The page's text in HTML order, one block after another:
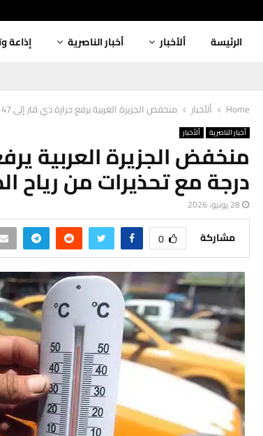
الرئيسة ألأخبار أخبار الناصرية إذاعة
Home ألأخبار منخفض الجزيرة العربية يرفع حرارة ذي قار إلى 47 درجة مع تحذيرات من رياح الظهيرة
أخبار الناصرية ألأخبار
درجة مع تحذيرات من رياح
28 يونيو، 2026
مشاركة 0